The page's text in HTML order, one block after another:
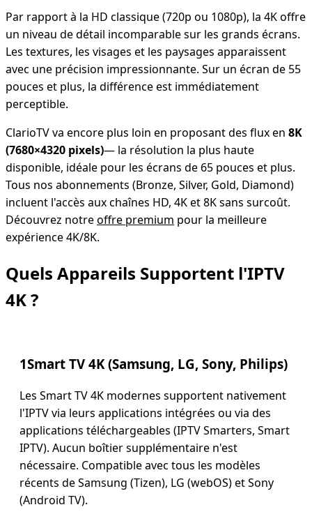
Par rapport à la HD classique (720p ou 1080p), la 4K offre
un niveau de détail incomparable sur les grands écrans.
Les textures, les visages et les paysages apparaissent
avec une précision impressionnante. Sur un écran de 55
pouces et plus, la différence est immédiatement
perceptible.
ClarioTV va encore plus loin en proposant des flux en 8K
(7680×4320 pixels)— la résolution la plus haute
disponible, idéale pour les écrans de 65 pouces et plus.
Tous nos abonnements (Bronze, Silver, Gold, Diamond)
incluent l'accès aux chaînes HD, 4K et 8K sans surcoût.
Découvrez notreoffre premium pour la meilleure
expérience 4K/8K.
Quels Appareils Supportent l'IPTV
4K ?
1Smart TV 4K (Samsung, LG, Sony, Philips)
Les Smart TV 4K modernes supportent nativement
l'IPTV via leurs applications intégrées ou via des
applications téléchargeables (IPTV Smarters, Smart
IPTV). Aucun boîtier supplémentaire n'est
nécessaire. Compatible avec tous les modèles
récents de Samsung (Tizen), LG (webOS) et Sony
(Android TV).